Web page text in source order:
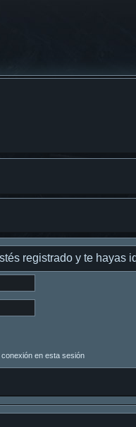
registrado y te hayas
en esta sesión